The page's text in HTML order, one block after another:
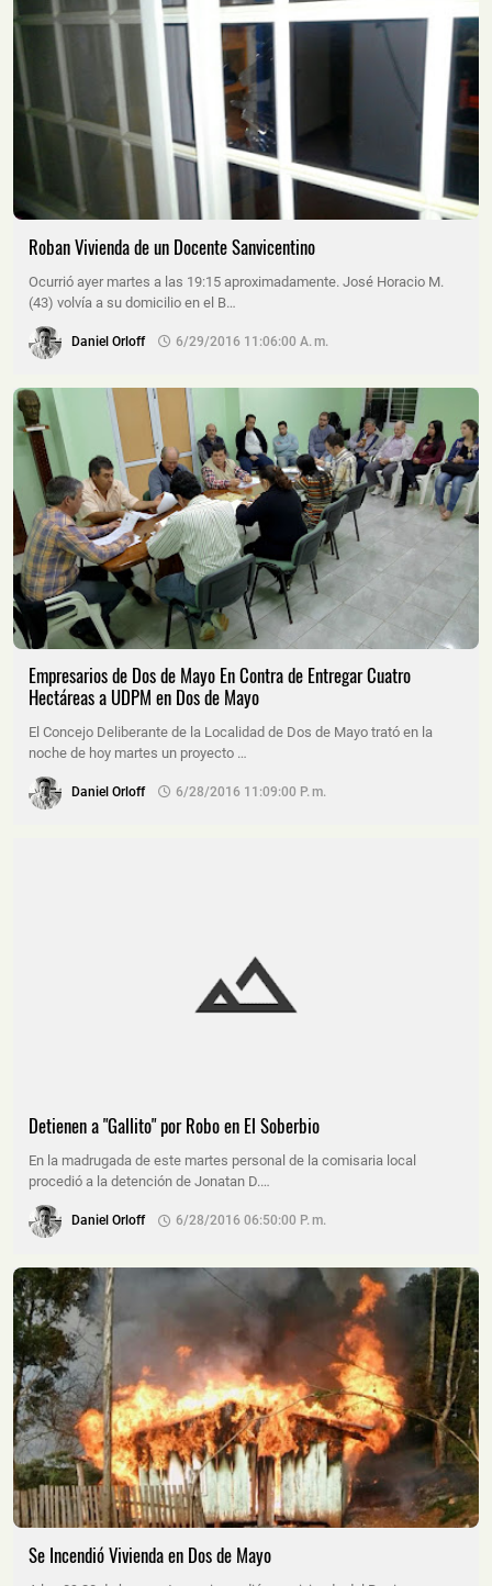
Roban Vivienda de un Docente Sanvicentino
Ocurrió ayer martes a las 19:15 aproximadamente. José Horacio M.
(43) volvía a su domicilio en el B…
Daniel Orloff 6/29/2016 11:06:00 A. M.
Empresarios de Dos de Mayo En Contra de Entregar Cuatro
Hectáreas a UDPM en Dos de Mayo
El Concejo Deliberante de la Localidad de Dos de Mayo trató en la
noche de hoy martes un proyecto …
Daniel Orloff 6/28/2016 11:09:00 P. M.
Detienen a "Gallito" por Robo en El Soberbio
En la madrugada de este martes personal de la comisaria local
procedió a la detención de Jonatan D.…
Daniel Orloff 6/28/2016 06:50:00 P. M.
Se Incendió Vivienda en Dos de Mayo